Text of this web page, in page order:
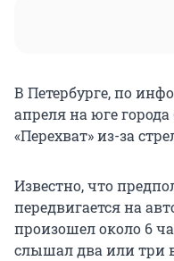
В Петербурге, по
апреля на юге
«Перехват» из-за
Известно, что
передвигается на
произошел около 6
слышал два или три